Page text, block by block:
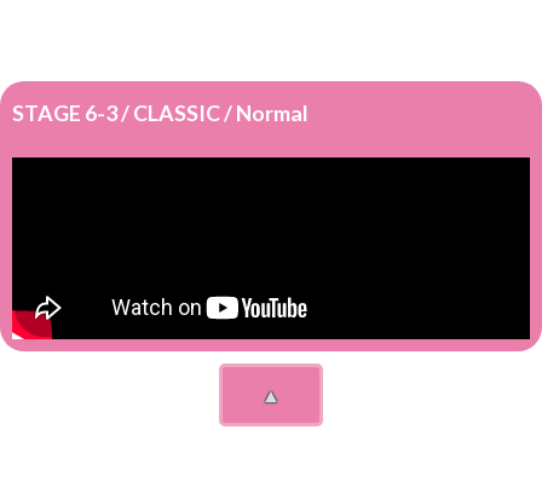
STAGE 6-3 / CLASSIC / Normal
▲